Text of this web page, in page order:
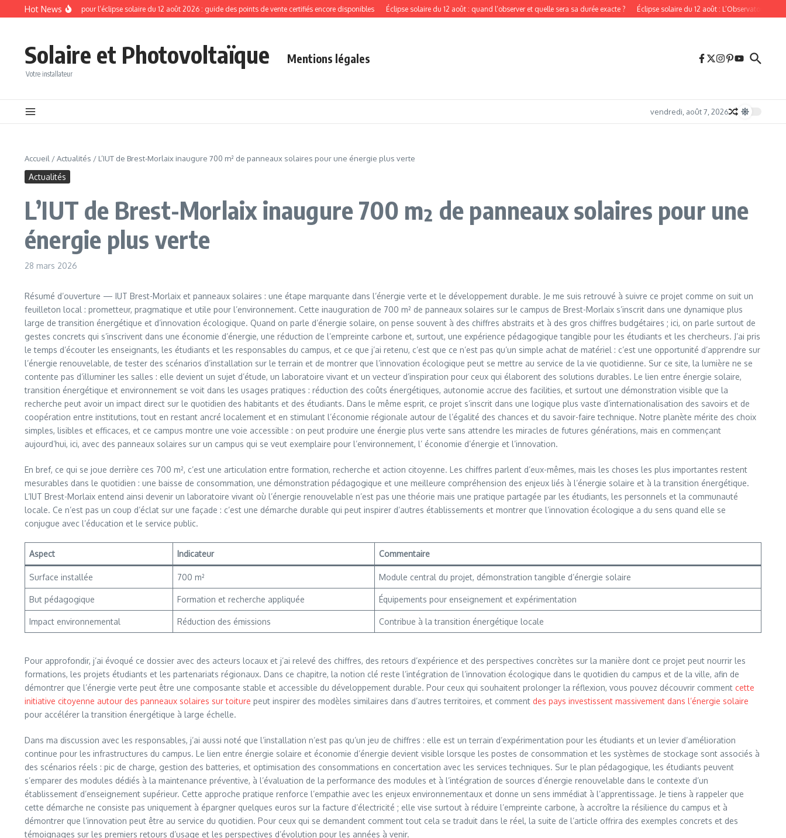
Aller au contenu
Hot News
Lunettes pour l’éclipse solaire du 12 août 2026 : guide des points de vente certifiés encore disponibles Éclipse solaire du 12 août : quand l’observer et quelle sera sa durée exacte ? Éclipse solaire du 12 août : L’Observatoire de
Solaire et Photovoltaïque
Votre installateur
Mentions légales
vendredi, août 7, 2026
Accueil /Actualités / L’IUT de Brest-Morlaix inaugure 700 m² de panneaux solaires pour une énergie plus verte
Actualités
L’IUT de Brest-Morlaix inaugure 700 m² de panneaux solaires pour une
énergie plus verte
28 mars 2026
Résumé d’ouverture — IUT Brest-Morlaix et panneaux solaires : une étape marquante dans l’énergie verte et le développement durable. Je me suis retrouvé à suivre ce projet comme on suit un
feuilleton local : prometteur, pragmatique et utile pour l’environnement. Cette inauguration de 700 m² de panneaux solaires sur le campus de Brest-Morlaix s’inscrit dans une dynamique plus
large de transition énergétique et d’innovation écologique. Quand on parle d’énergie solaire, on pense souvent à des chiffres abstraits et à des gros chiffres budgétaires ; ici, on parle surtout de
gestes concrets qui s’inscrivent dans une économie d’énergie, une réduction de l’empreinte carbone et, surtout, une expérience pédagogique tangible pour les étudiants et les chercheurs. J’ai pris
le temps d’écouter les enseignants, les étudiants et les responsables du campus, et ce que j’ai retenu, c’est que ce n’est pas qu’un simple achat de matériel : c’est une opportunité d’apprendre sur
l’énergie renouvelable, de tester des scénarios d’installation sur le terrain et de montrer que l’innovation écologique peut se mettre au service de la vie quotidienne. Sur ce site, la lumière ne se
contente pas d’illuminer les salles : elle devient un sujet d’étude, un laboratoire vivant et un vecteur d’inspiration pour ceux qui élaborent des solutions durables. Le lien entre énergie solaire,
transition énergétique et environnement se voit dans les usages pratiques : réduction des coûts énergétiques, autonomie accrue des facilities, et surtout une démonstration visible que la
recherche peut avoir un impact direct sur le quotidien des habitants et des étudiants. Dans le même esprit, ce projet s’inscrit dans une logique plus vaste d’internationalisation des savoirs et de
coopération entre institutions, tout en restant ancré localement et en stimulant l’économie régionale autour de l’égalité des chances et du savoir-faire technique. Notre planète mérite des choix
simples, lisibles et efficaces, et ce campus montre une voie accessible : on peut produire une énergie plus verte sans attendre les miracles de futures générations, mais en commençant
aujourd’hui, ici, avec des panneaux solaires sur un campus qui se veut exemplaire pour l’environnement, l’ économie d’énergie et l’innovation.
En bref, ce qui se joue derrière ces 700 m², c’est une articulation entre formation, recherche et action citoyenne. Les chiffres parlent d’eux-mêmes, mais les choses les plus importantes restent
mesurables dans le quotidien : une baisse de consommation, une démonstration pédagogique et une meilleure compréhension des enjeux liés à l’énergie solaire et à la transition énergétique.
L’IUT Brest-Morlaix entend ainsi devenir un laboratoire vivant où l’énergie renouvelable n’est pas une théorie mais une pratique partagée par les étudiants, les personnels et la communauté
locale. Ce n’est pas un coup d’éclat sur une façade : c’est une démarche durable qui peut inspirer d’autres établissements et montrer que l’innovation écologique a du sens quand elle se
conjugue avec l’éducation et le service public.
Aspect Indicateur Commentaire
Surface installée 700 m² Module central du projet, démonstration tangible d’énergie solaire
But pédagogique Formation et recherche appliquée Équipements pour enseignement et expérimentation
Impact environnemental Réduction des émissions Contribue à la transition énergétique locale
Pour approfondir, j’ai évoqué ce dossier avec des acteurs locaux et j’ai relevé des chiffres, des retours d’expérience et des perspectives concrètes sur la manière dont ce projet peut nourrir les
formations, les projets étudiants et les partenariats régionaux. Dans ce chapitre, la notion clé reste l’intégration de l’innovation écologique dans le quotidien du campus et de la ville, afin de
démontrer que l’énergie verte peut être une composante stable et accessible du développement durable. Pour ceux qui souhaitent prolonger la réflexion, vous pouvez découvrir comment cette
initiative citoyenne autour des panneaux solaires sur toiture peut inspirer des modèles similaires dans d’autres territoires, et comment des pays investissent massivement dans l’énergie solaire
pour accélérer la transition énergétique à large échelle.
Dans ma discussion avec les responsables, j’ai aussi noté que l’installation n’est pas qu’un jeu de chiffres : elle est un terrain d’expérimentation pour les étudiants et un levier d’amélioration
continue pour les infrastructures du campus. Le lien entre énergie solaire et économie d’énergie devient visible lorsque les postes de consommation et les systèmes de stockage sont associés à
des scénarios réels : pic de charge, gestion des batteries, et optimisation des consommations en concertation avec les services techniques. Sur le plan pédagogique, les étudiants peuvent
s’emparer des modules dédiés à la maintenance préventive, à l’évaluation de la performance des modules et à l’intégration de sources d’énergie renouvelable dans le contexte d’un
établissement d’enseignement supérieur. Cette approche pratique renforce l’empathie avec les enjeux environnementaux et donne un sens immédiat à l’apprentissage. Je tiens à rappeler que
cette démarche ne consiste pas uniquement à épargner quelques euros sur la facture d’électricité ; elle vise surtout à réduire l’empreinte carbone, à accroître la résilience du campus et à
démontrer que l’innovation peut être au service du quotidien. Pour ceux qui se demandent comment tout cela se traduit dans le réel, la suite de l’article offrira des exemples concrets et des
témoignages sur les premiers retours d’usage et les perspectives d’évolution pour les années à venir.